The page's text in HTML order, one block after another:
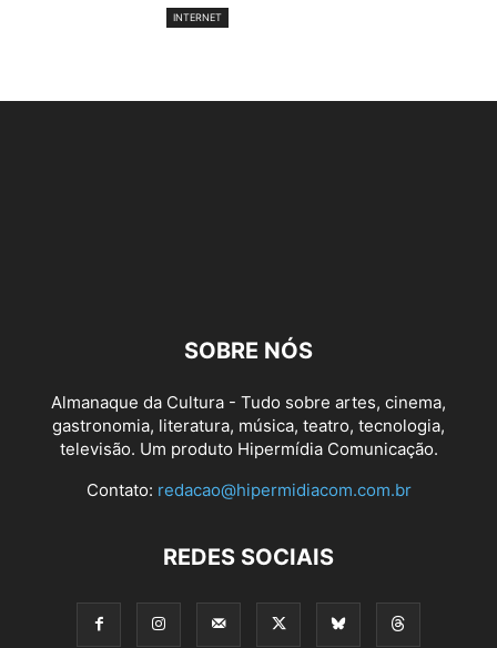
INTERNET
SOBRE NÓS
Almanaque da Cultura - Tudo sobre artes, cinema,
gastronomia, literatura, música, teatro, tecnologia,
televisão. Um produto Hipermídia Comunicação.
Contato: redacao@hipermidiacom.com.br
REDES SOCIAIS